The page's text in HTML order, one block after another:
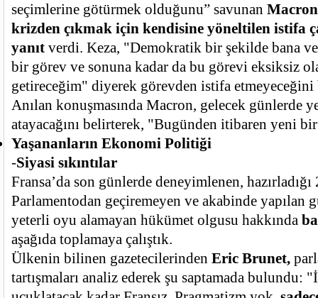
seçimlerine götürmek olduğunu” savunan Macron
krizden çıkmak için kendisine yöneltilen istifa
yanıt verdi. Keza, "Demokratik bir şekilde bana
bir görev ve sonuna kadar da bu görevi eksiksiz
getireceğim" diyerek görevden istifa
Anılan konuşmasında Macron, gelecek günlerde
atayacağını belirterek, "Bugünden itibaren yeni
Yaşananların Ekonomi Politiği
-Siyasi sıkıntılar
Fransa’da son günlerde deneyimlenen,
Parlamentodan geçiremeyen ve akabinde yapılan
yeterli oyu alamayan hükümet olgusu hakkında
aşağıda toplamaya çalıştık.
Ülkenin bilinen gazetecilerinden Eric Brunet,
tartışmaları analiz ederek şu saptamada